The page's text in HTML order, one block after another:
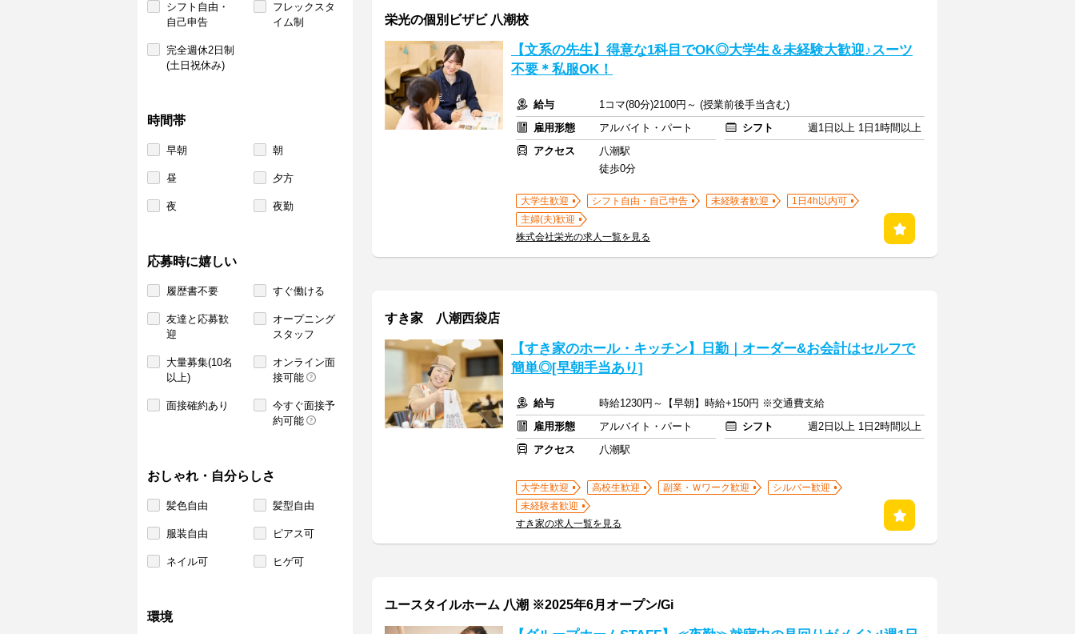
シフト自由・
自己申告
フレックスタ
イム制
完全週休2日制
(土日祝休み)
時間帯
早朝 朝
昼 夕方
夜 夜勤
応募時に嬉しい
履歴書不要 すぐ働ける
友達と応募歓
迎
オープニング
スタッフ
大量募集(10名
以上)
オンライン面
接可能
面接確約あり
今すぐ面接予
約可能
おしゃれ・自分らしさ
髪色自由 髪型自由
服装自由 ピアス可
ネイル可 ヒゲ可
環境
栄光の個別ビザビ 八潮校
【文系の先生】得意な1科目でOK◎大学生＆未経験大歓迎♪スーツ
不要＊私服OK！
給与
1コマ(80分)2100円～ (授業前後手当含む)
雇用形態
アルバイト・パート シフト
週1日以上 1日1時間以上
アクセス
八潮駅
徒歩0分
大学生歓迎 シフト自由・自己申告 未経験者歓迎
1日4h以内可
主婦(夫)歓迎
株式会社栄光の求人一覧を見る
すき家 八潮西袋店
【すき家のホール・キッチン】日勤｜オーダー&お会計はセルフで
簡単◎[早朝手当あり]
給与
時給1230円～【早朝】時給+150円 ※交通費支給
雇用形態
アルバイト・パート シフト
週2日以上 1日2時間以上
アクセス
八潮駅
大学生歓迎 高校生歓迎 副業・Ｗワーク歓迎
シルバー歓迎
未経験者歓迎
すき家の求人一覧を見る
ユースタイルホーム 八潮 ※2025年6月オープン/Gi